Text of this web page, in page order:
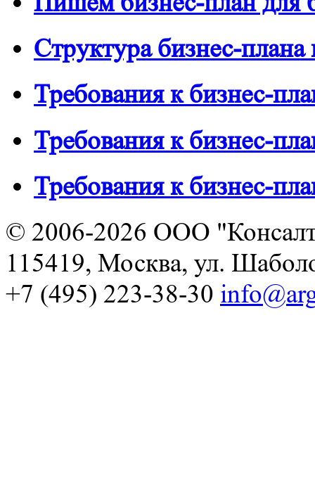
Структура бизнес-
Требования к бизнес-
Требования к бизнес-
Требования к бизнес-
© 2006-2026 ООО
115419, Москва, ул.
+7 (495) 223-38-30